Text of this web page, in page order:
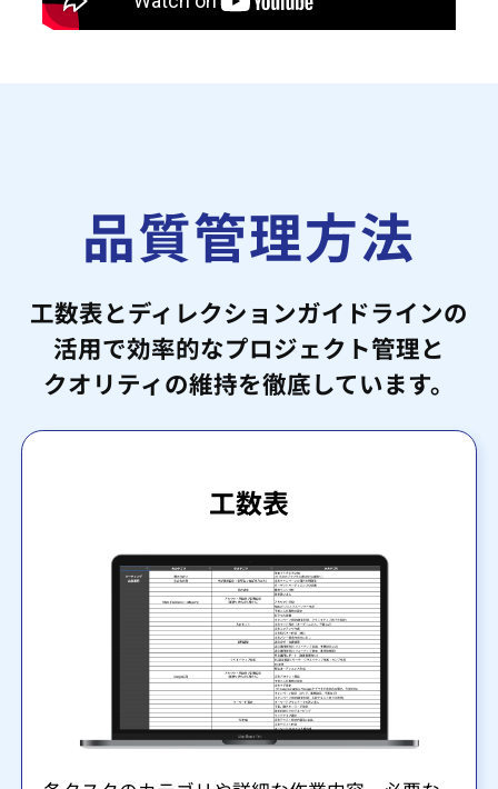
品質管理方法
工数表とディレクションガイドラインの
活用で効率的なプロジェクト管理と
クオリティの維持を徹底しています。
工数表